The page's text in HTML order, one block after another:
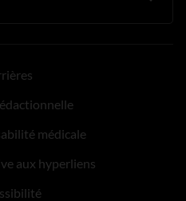
médicale
aux hyperliens